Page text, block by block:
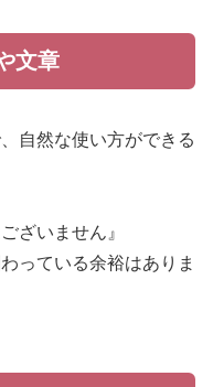
文章
自然な使い方ができる
ざいません』
っている余裕はありま